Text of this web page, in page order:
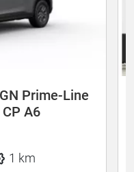
Prime-Line
A6
1 km